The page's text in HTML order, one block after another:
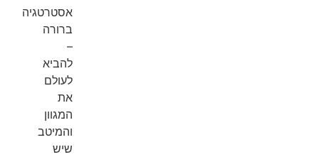
אסטרטגיה
ברורה
להביא
לעולם
את
המגוון
והמיטב
שיש